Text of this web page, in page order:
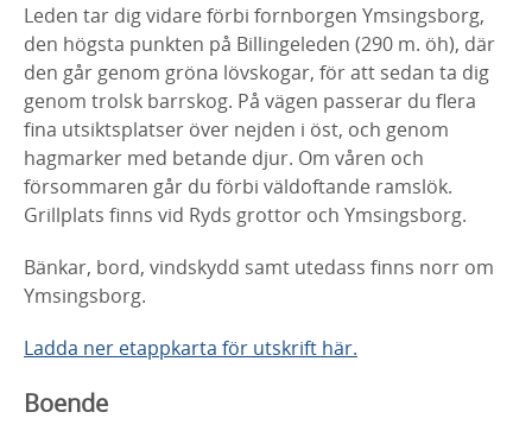
Leden tar dig vidare förbi fornborgen Ymsingsborg,
den högsta punkten på Billingeleden (290 m. öh), där
den går genom gröna lövskogar, för att sedan ta dig
genom trolsk barrskog. På vägen passerar du flera
fina utsiktsplatser över nejden i öst, och genom
hagmarker med betande djur. Om våren och
försommaren går du förbi väldoftande ramslök.
Grillplats finns vid Ryds grottor och Ymsingsborg.
Bänkar, bord, vindskydd samt utedass finns norr om
Ymsingsborg.
Ladda ner etappkarta för utskrift här.
Boende